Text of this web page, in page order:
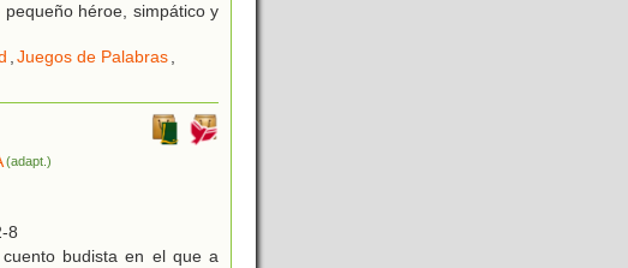
héroe, simpático y
,Juegos de Palabras,
(adapt.)
8
budista en el que a